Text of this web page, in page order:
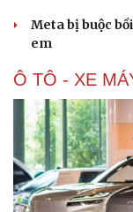
Văn hóa
Văn học
Âm nhạc
Di sản
Meta bị buộc
em
Ô TÔ - XE